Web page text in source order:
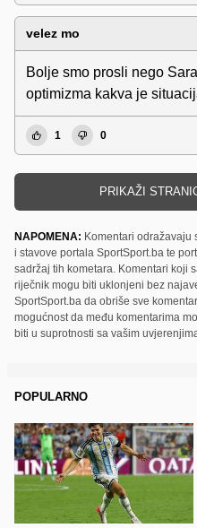
velez mo
Bolje smo prosli nego
optimizma kakva je
1 0
PRIKAŽI
NAPOMENA: Komentari odražavaju
i stavove portala SportSport.ba te
sadržaj tih kometara. Komentari koji
riječnik mogu biti uklonjeni bez
SportSport.ba da obriše sve
mogućnost da među komentarima
biti u suprotnosti sa vašim
POPULARNO